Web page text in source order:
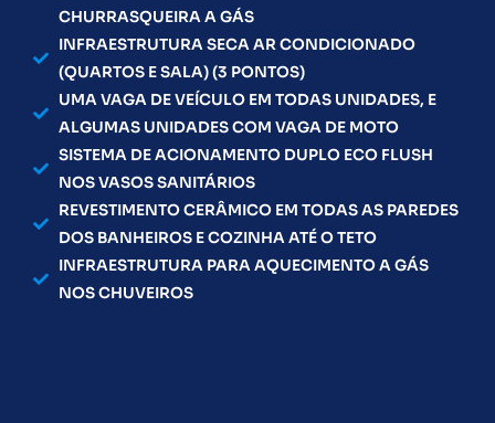
CHURRASQUEIRA A GÁS
INFRAESTRUTURA SECA AR CONDICIONADO
(QUARTOS E SALA) (3 PONTOS)
UMA VAGA DE VEÍCULO EM TODAS UNIDADES, E
ALGUMAS UNIDADES COM VAGA DE MOTO
SISTEMA DE ACIONAMENTO DUPLO ECO FLUSH
NOS VASOS SANITÁRIOS
REVESTIMENTO CERÂMICO EM TODAS AS PAREDES
DOS BANHEIROS E COZINHA ATÉ O TETO
INFRAESTRUTURA PARA AQUECIMENTO A GÁS
NOS CHUVEIROS